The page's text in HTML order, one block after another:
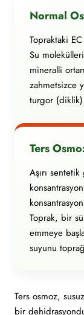
Normal
Topraktaki
Su
mineralli
zahmetsizce
turgor (diklik)
Ters
Aşırı
Toprak, bir
emmeye
suyunu
Ters osmoz,
bir